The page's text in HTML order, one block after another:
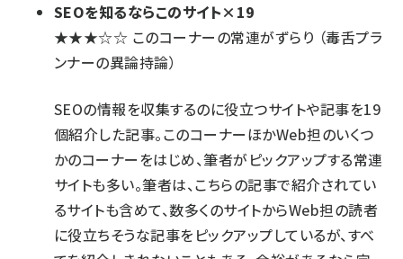
SEOを知るならこのサイト×19
★★★☆☆ このコーナーの常連がずらり （毒舌プラ
ンナーの異論持論）
SEOの情報を収集するのに役立つサイトや記事を19
個紹介した記事。このコーナーほかWeb担のいくつ
かのコーナーをはじめ、筆者がピックアップする常連
サイトも多い。筆者は、こちらの記事で紹介されてい
るサイトも含めて、数多くのサイトからWeb担の読者
に役立ちそうな記事をピックアップしているが、すべ